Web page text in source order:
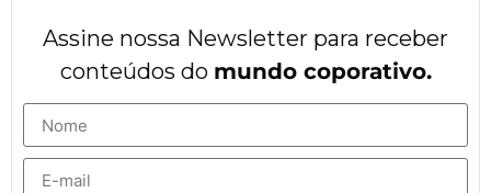
Assine nossa Newsletter para receber
conteúdos do mundo coporativo.